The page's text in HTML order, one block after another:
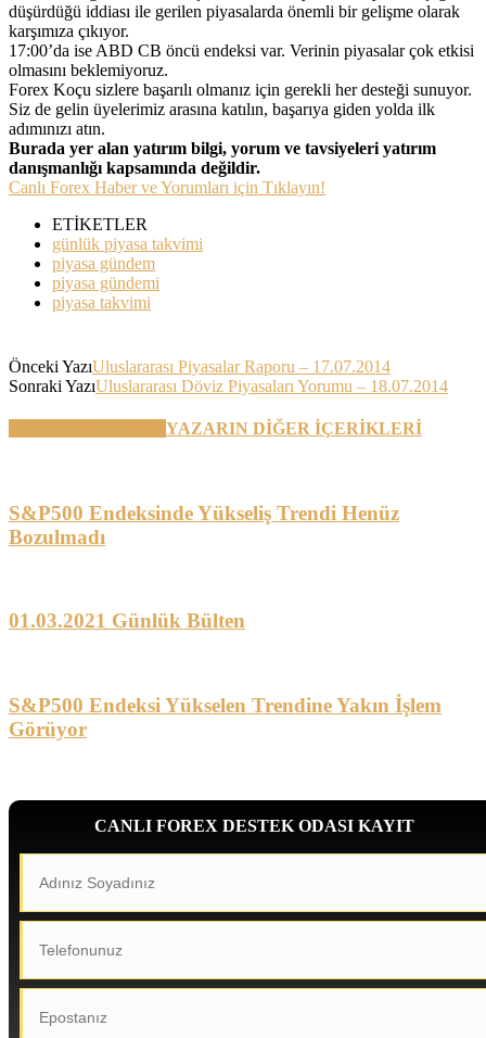
düşürdüğü iddiası ile gerilen piyasalarda önemli bir gelişme olarak
karşımıza çıkıyor.
17:00’da ise ABD CB öncü endeksi var. Verinin piyasalar çok etkisi
olmasını beklemiyoruz.
Forex Koçu sizlere başarılı olmanız için gerekli her desteği sunuyor.
Siz de gelin üyelerimiz arasına katılın, başarıya giden yolda ilk
adımınızı atın.
Burada yer alan yatırım bilgi, yorum ve tavsiyeleri yatırım
danışmanlığı kapsamında değildir.
Canlı Forex Haber ve Yorumları için Tıklayın!
ETİKETLER
günlük piyasa takvimi
piyasa gündem
piyasa gündemi
piyasa takvimi
Önceki YazıUluslararası Piyasalar Raporu – 17.07.2014
Sonraki YazıUluslararası Döviz Piyasaları Yorumu – 18.07.2014
YAZARIN DİĞER İÇERİKLERİ
S&P500 Endeksinde Yükseliş Trendi Henüz
Bozulmadı
01.03.2021 Günlük Bülten
S&P500 Endeksi Yükselen Trendine Yakın İşlem
Görüyor
CANLI FOREX DESTEK ODASI KAYIT